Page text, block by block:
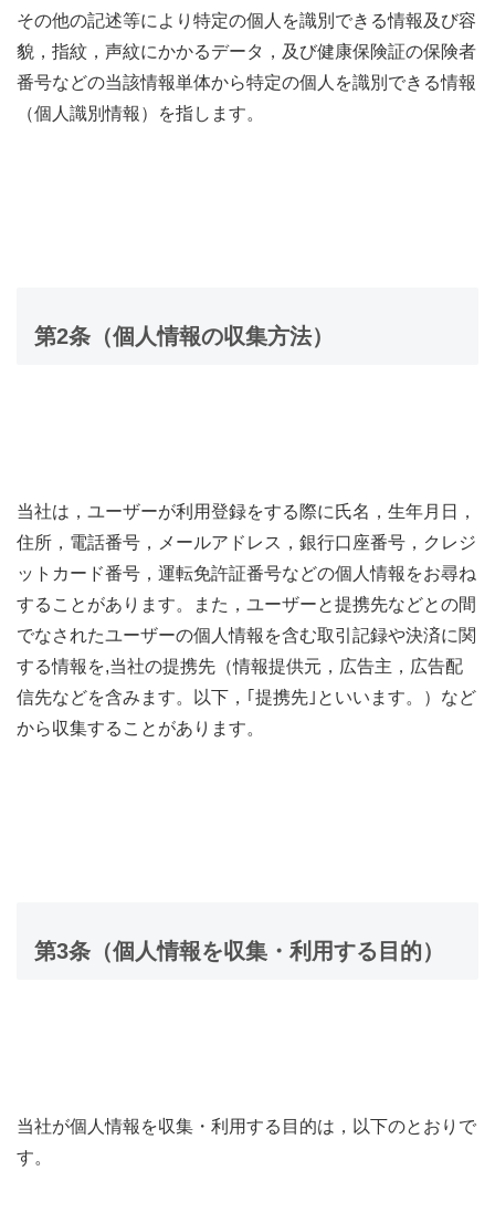
その他の記述等により特定の個人を識別できる情報及び容
貌，指紋，声紋にかかるデータ，及び健康保険証の保険者
番号などの当該情報単体から特定の個人を識別できる情報
（個人識別情報）を指します。
第2条（個人情報の収集方法）
当社は，ユーザーが利用登録をする際に氏名，生年月日，
住所，電話番号，メールアドレス，銀行口座番号，クレジ
ットカード番号，運転免許証番号などの個人情報をお尋ね
することがあります。また，ユーザーと提携先などとの間
でなされたユーザーの個人情報を含む取引記録や決済に関
する情報を,当社の提携先（情報提供元，広告主，広告配
信先などを含みます。以下，｢提携先｣といいます。）など
から収集することがあります。
第3条（個人情報を収集・利用する目的）
当社が個人情報を収集・利用する目的は，以下のとおりで
す。